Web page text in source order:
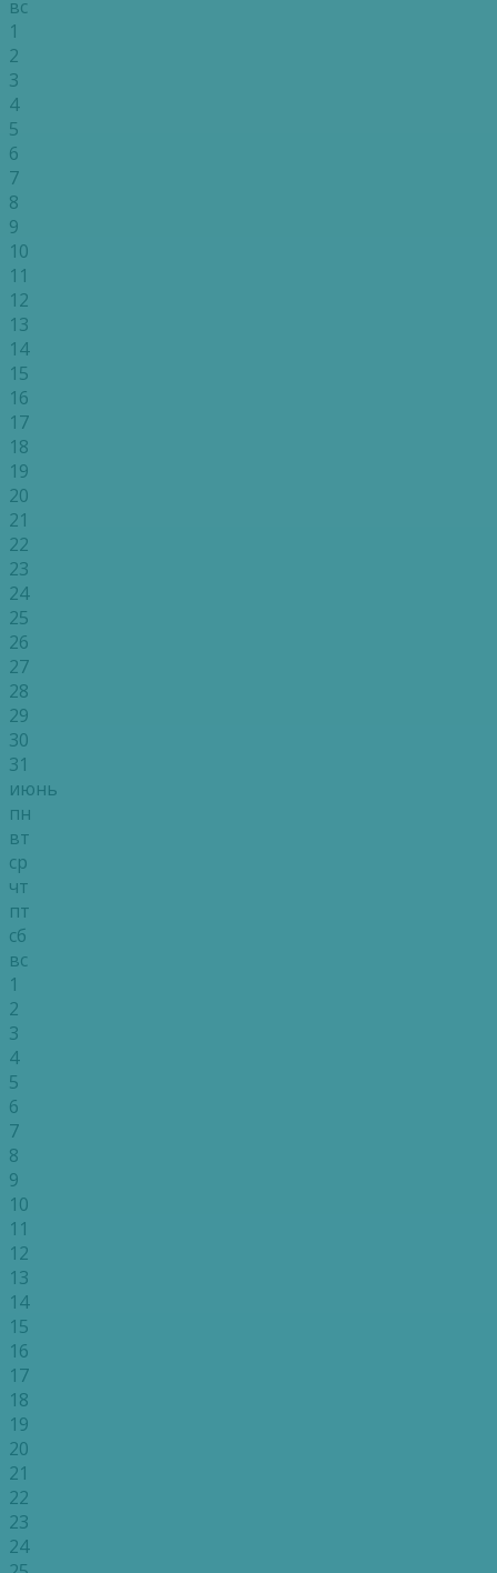
вс
1
2
3
4
5
6
7
8
9
10
11
12
13
14
15
16
17
18
19
20
21
22
23
24
25
26
27
28
29
30
31
июнь
пн
вт
ср
чт
пт
сб
вс
1
2
3
4
5
6
7
8
9
10
11
12
13
14
15
16
17
18
19
20
21
22
23
24